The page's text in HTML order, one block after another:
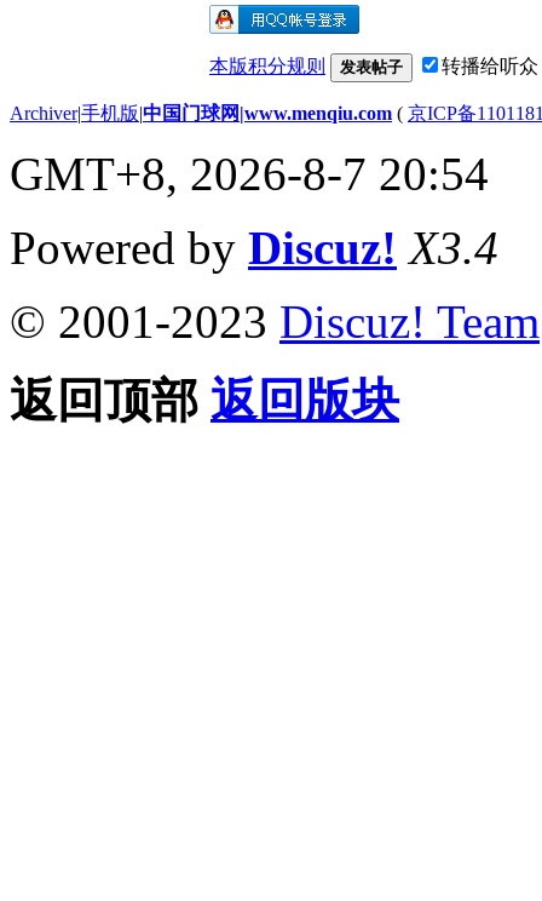
本版积分规则 发表帖子 转播给听众
Archiver|手机版|中国门球网|www.menqiu.com ( 京ICP备
GMT+8, 2026-8-7 20:54
Powered by Discuz! X3.4
© 2001-2023 Discuz! Team
返回顶部 返回版块